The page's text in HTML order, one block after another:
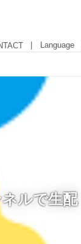
| Language
ルで生配